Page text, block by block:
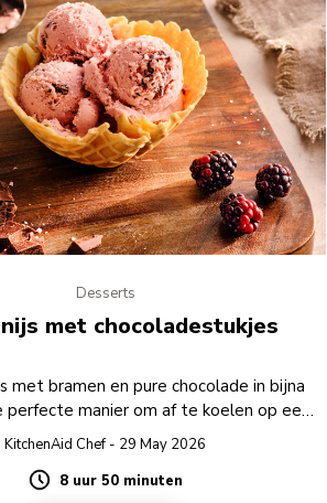
Desserts
met chocoladestukjes
met bramen en pure chocolade in bijna
perfecte manier om af te koelen op een
warme dag.
KitchenAid Chef - 29 May 2026
Duration8 uur 50 minuten